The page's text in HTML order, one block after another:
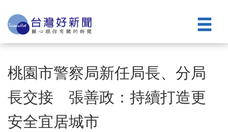
桃園市警察局新任局長、分局
長交接 張善政：持續打造更
安全宜居城市